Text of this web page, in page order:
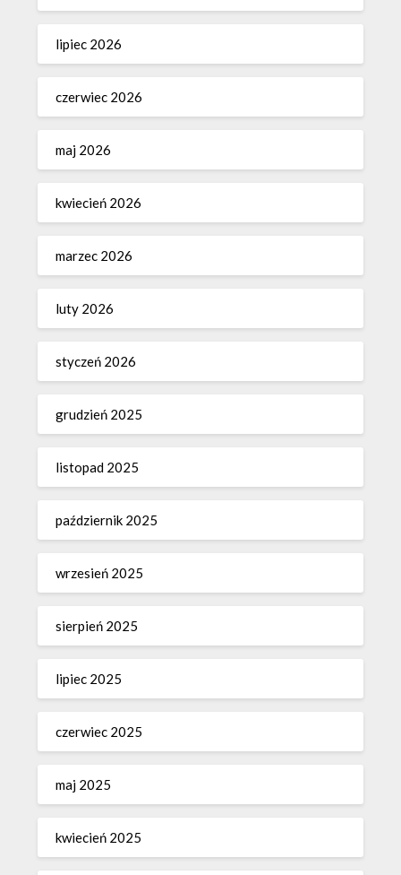
lipiec 2026
czerwiec 2026
maj 2026
kwiecień 2026
marzec 2026
luty 2026
styczeń 2026
grudzień 2025
listopad 2025
październik 2025
wrzesień 2025
sierpień 2025
lipiec 2025
czerwiec 2025
maj 2025
kwiecień 2025